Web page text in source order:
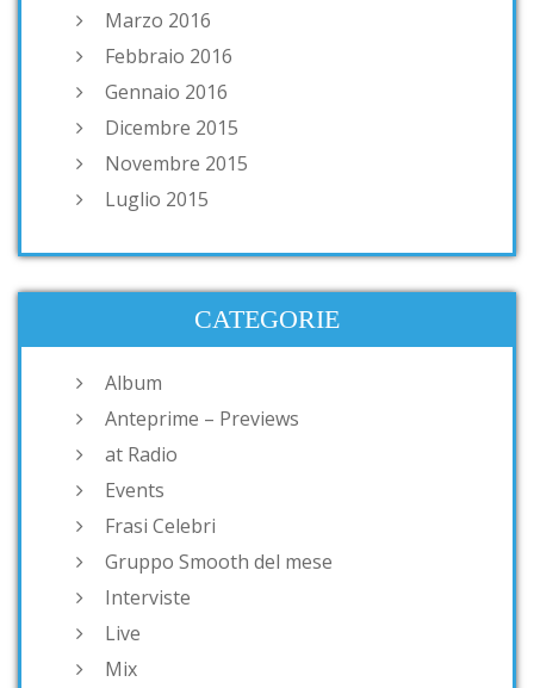
Marzo 2016
Febbraio 2016
Gennaio 2016
Dicembre 2015
Novembre 2015
Luglio 2015
CATEGORIE
Album
Anteprime – Previews
at Radio
Events
Frasi Celebri
Gruppo Smooth del mese
Interviste
Live
Mix